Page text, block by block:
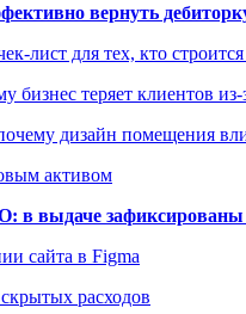
вернуть
лист для тех, кто
бизнес теряет клиентов из-
дизайн помещения
активом
в выдаче
сайта в Figma
расходов